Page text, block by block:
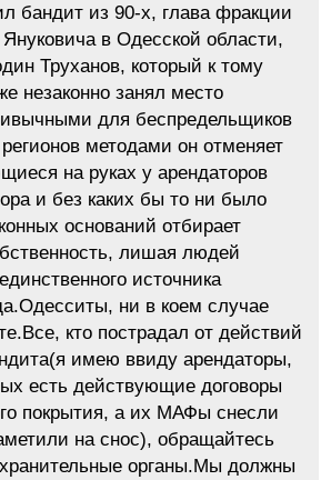
бандит из 90-х, глава фракции
в Одесской области,
Труханов, который к тому
незаконно занял место
для беспредельщиков
методами он отменяет
на руках у арендаторов
и без каких бы то ни было
оснований отбирает
лишая людей
единственного источника
ни в коем случае
кто пострадал от действий
имею ввиду арендаторы,
есть действующие договоры
покрытия, а их МАФы снесли
на снос), обращайтесь
органы.Мы должны